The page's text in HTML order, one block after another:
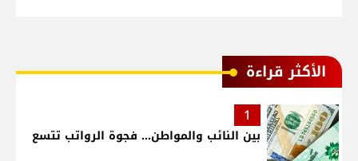
الأكثر قراءة
1
بين النائب والمواطن... فجوة الرواتب تتسع